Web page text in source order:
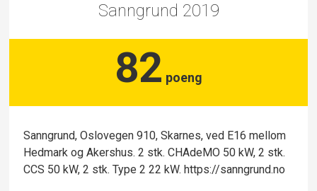
Sanngrund 2019
82 poeng
Sanngrund, Oslovegen 910, Skarnes, ved E16 mellom
Hedmark og Akershus. 2 stk. CHAdeMO 50 kW, 2 stk.
CCS 50 kW, 2 stk. Type 2 22 kW. https://sanngrund.no